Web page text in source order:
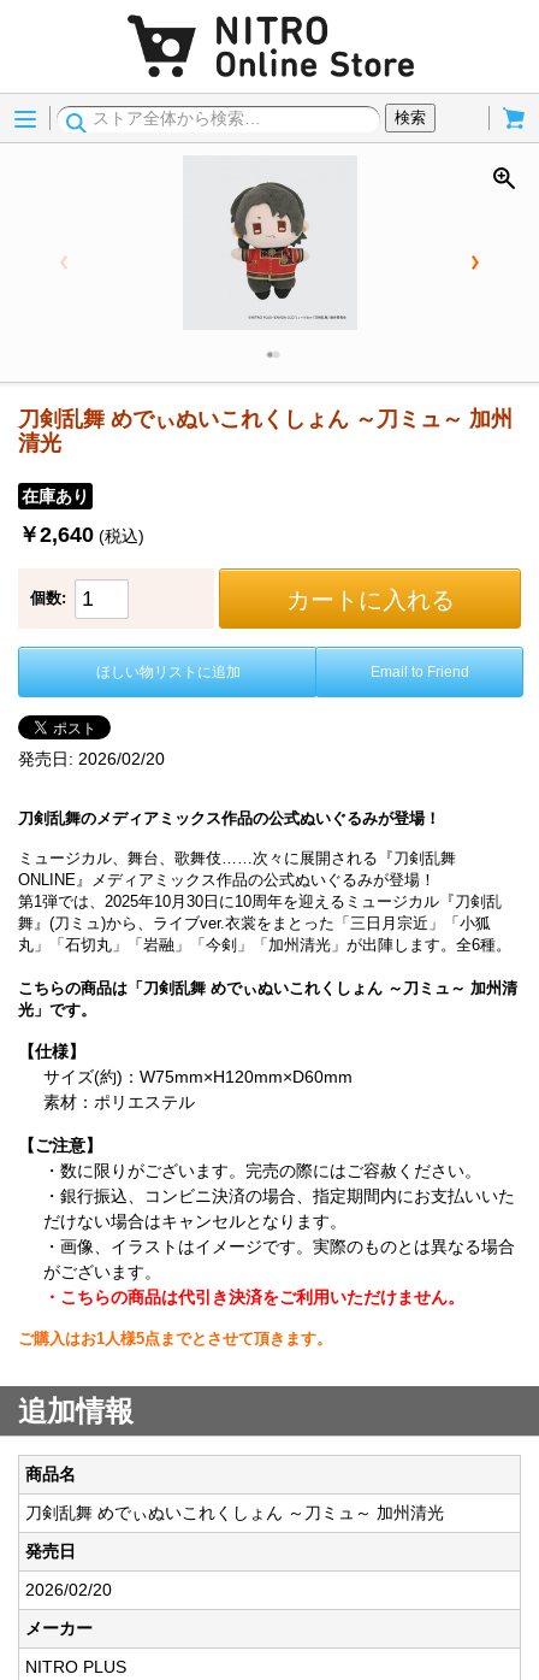
Menu
検索
刀剣乱舞 めでぃぬいこれくしょん ～刀ミュ～ 加州
清光
在庫あり
￥2,640 (税込)
個数: カートに入れる
ほしい物リストに追加 Email to Friend
発売日: 2026/02/20
刀剣乱舞のメディアミックス作品の公式ぬいぐるみが登場！
ミュージカル、舞台、歌舞伎……次々に展開される『刀剣乱舞
ONLINE』メディアミックス作品の公式ぬいぐるみが登場！
第1弾では、2025年10月30日に10周年を迎えるミュージカル『刀剣乱
舞』(刀ミュ)から、ライブver.衣裳をまとった「三日月宗近」「小狐
丸」「石切丸」「岩融」「今剣」「加州清光」が出陣します。全6種。
こちらの商品は「刀剣乱舞 めでぃぬいこれくしょん ～刀ミュ～ 加州清
光」です。
【仕様】
サイズ(約)：W75mm×H120mm×D60mm
素材：ポリエステル
【ご注意】
・数に限りがございます。完売の際にはご容赦ください。
・銀行振込、コンビニ決済の場合、指定期間内にお支払いいた
だけない場合はキャンセルとなります。
・画像、イラストはイメージです。実際のものとは異なる場合
がございます。
・こちらの商品は代引き決済をご利用いただけません。
ご購入はお1人様5点までとさせて頂きます。
追加情報
商品名
刀剣乱舞 めでぃぬいこれくしょん ～刀ミュ～ 加州清光
発売日
2026/02/20
メーカー
NITRO PLUS